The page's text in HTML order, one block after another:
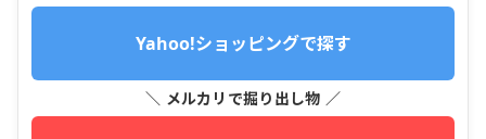
Yahoo!ショッピングで探す
＼ メルカリで掘り出し物 ／